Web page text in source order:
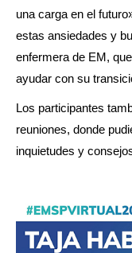
una carga en el
estas ansiedades y
enfermera de EM,
ayudar con su
Los participantes
reuniones, donde
inquietudes y